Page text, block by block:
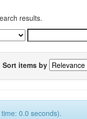
results.
Sort items by
0.0 seconds).